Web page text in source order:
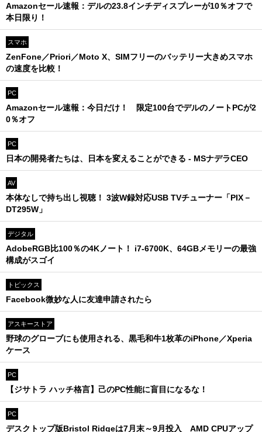
Amazonセール速報：デルの23.8インチディスプレーが10％オフで
本日限り！
スマホ
ZenFone／Priori／Moto X、SIMフリーのバッテリー大きめスマホ
の速度を比較！
PC
Amazonセール速報：今日だけ！ 限定100台でデルのノートPCが2
0％オフ
PC
日本の開発者たちは、日本を変えることができる - MSナデラCEO
AV
本体なしで持ち出し視聴！ 3波W録対応USB TVチューナー「PIX－
DT295W」
デジタル
AdobeRGB比100％の4Kノート！ i7-6700K、64GBメモリーの最強
構成がスゴイ
トピックス
Facebook微妙な人に友達申請されたら
アスキーストア
野球のグローブにも使用される、黒毛和牛1枚革のiPhone／Xperia
ケース
PC
【ジサトラ ハッチ格言】己のPC性能に盲目になるな！
PC
デスクトップ版Bristol Ridgeは7月末～9月投入 AMD CPUアップ